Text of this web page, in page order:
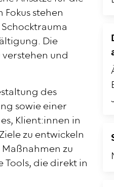
stehen
Die
und
des
sowie einer
Klient:innen in
zu entwickeln
zu
die direkt in